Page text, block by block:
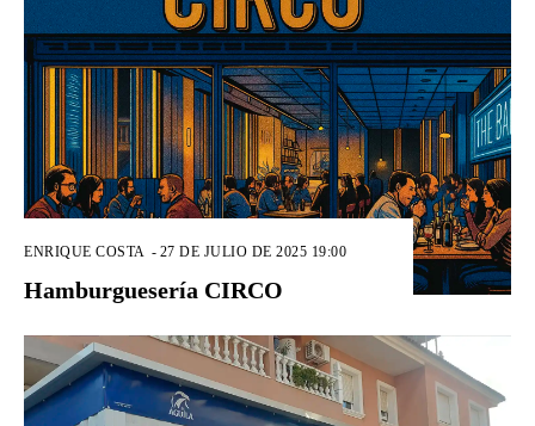
ENRIQUE COSTA - 27 DE JULIO DE 2025 19:00
Hamburguesería CIRCO